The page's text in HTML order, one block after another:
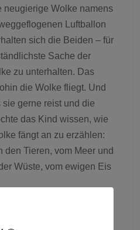
neugierige Wolke namens
Luftballon
sich die Beiden – für
Sache der
zu unterhalten. Das
die Wolke fliegt. Und
gerne reist und die
das Kind wissen, wie
fängt an zu erzählen:
den Tieren, vom Meer und
Wüste, vom ewigen Eis
von der Welt aus einer